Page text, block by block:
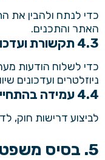
כדי לנתח ולהבין את
האתר והתכנים.
4.3 תקשורת ועדכונים
כדי לשלוח הודעות
ניוזלטרים ועדכונים
4.4 עמידה בהתחייבויות חוקיות
לביצוע דרישות חוק,
5. בסיס משפטי לעיבוד מידע